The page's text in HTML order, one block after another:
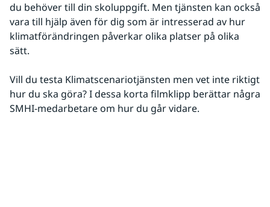
du behöver till din skoluppgift. Men tjänsten kan också
vara till hjälp även för dig som är intresserad av hur
klimatförändringen påverkar olika platser på olika
sätt.
Vill du testa Klimatscenariotjänsten men vet inte riktigt
hur du ska göra? I dessa korta filmklipp berättar några
SMHI-medarbetare om hur du går vidare.